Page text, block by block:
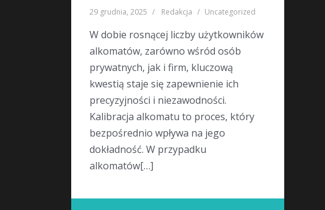
29 grudnia, 2025 Redakcja Uncategorized
W dobie rosnącej liczby użytkowników
alkomatów, zarówno wśród osób
prywatnych, jak i firm, kluczową
kwestią staje się zapewnienie ich
precyzyjności i niezawodności.
Kalibracja alkomatu to proces, który
bezpośrednio wpływa na jego
dokładność. W przypadku
alkomatów[…]